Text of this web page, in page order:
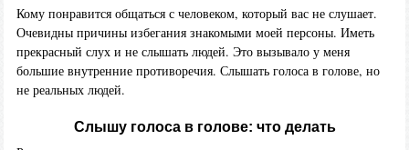
Кому понравится общаться с человеком, который вас не слушает.
Очевидны причины избегания знакомыми моей персоны. Иметь
прекрасный слух и не слышать людей. Это вызывало у меня
большие внутренние противоречия. Слышать голоса в голове, но
не реальных людей.
Слышу голоса в голове: что делать